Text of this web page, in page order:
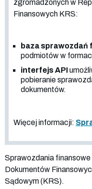
zgromadzonych w
Finansowych KRS:
baza sprawozdań
podmiotów w
interfejs API
pobieranie
dokumentów.
Więcej informacji:
Sprawozdania
Dokumentów
Sądowym (KRS).